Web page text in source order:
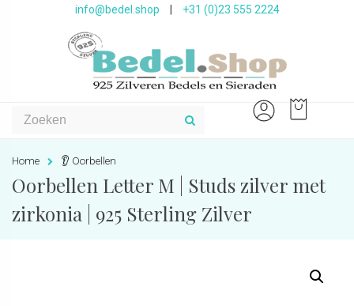
info@bedel.shop +31 (0)23 555 2224
Home 👂 Oorbellen
Oorbellen Letter M | Studs zilver met
zirkonia | 925 Sterling Zilver